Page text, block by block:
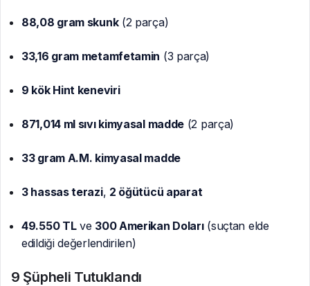
88,08 gram skunk(2 parça)
33,16 gram metamfetamin (3 parça)
9 kök Hint keneviri
871,014 ml sıvı kimyasal madde (2 parça)
33 gram A.M. kimyasal madde
3 hassas terazi, 2 öğütücü aparat
49.550 TLve 300 Amerikan Doları(suçtan elde
edildiği değerlendirilen)
9 Şüpheli Tutuklandı